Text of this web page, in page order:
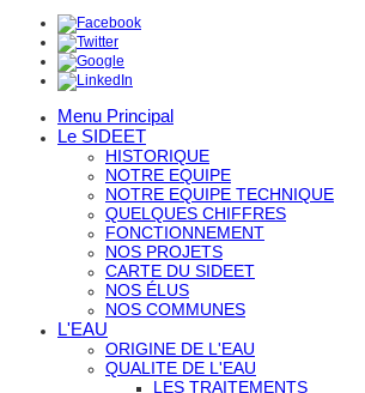
Menu Principal
Le SIDEET
HISTORIQUE
NOTRE EQUIPE
NOTRE EQUIPE TECHNIQUE
QUELQUES CHIFFRES
FONCTIONNEMENT
NOS PROJETS
CARTE DU SIDEET
NOS ÉLUS
NOS COMMUNES
L'EAU
ORIGINE DE L'EAU
QUALITE DE L'EAU
LES TRAITEMENTS